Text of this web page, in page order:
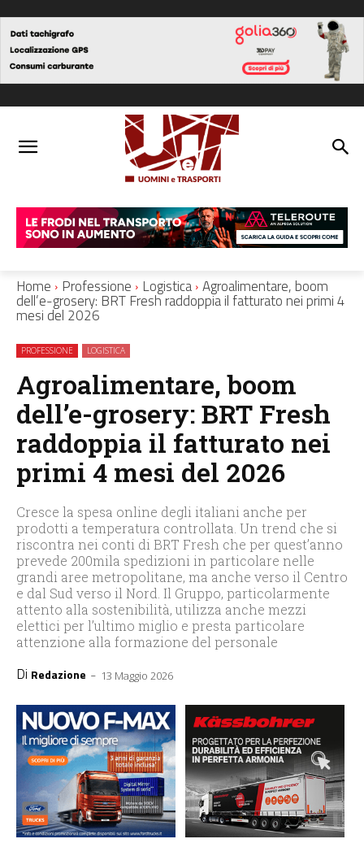
Home Professione Logistica Agroalimentare, boom
dell’e-grosery: BRT Fresh raddoppia il fatturato nei primi 4
mesi del 2026
PROFESSIONE LOGISTICA
Agroalimentare, boom
dell’e-grosery: BRT Fresh
raddoppia il fatturato nei
primi 4 mesi del 2026
Cresce la spesa online degli italiani anche per
prodotti a temperatura controllata. Un trend che si
riscontra nei conti di BRT Fresh che per quest’anno
prevede 200mila spedizioni in particolare nelle
grandi aree metropolitane, ma anche verso il Centro
e dal Sud verso il Nord. Il Gruppo, particolarmente
attento alla sostenibilità, utilizza anche mezzi
elettici per l’ultimo miglio e presta particolare
attenzione alla formazione del personale
Di Redazione - 13 Maggio 2026